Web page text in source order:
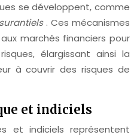
se développent, comme
. Ces mécanismes
marchés financiers pour
élargissant ainsi la
à couvrir des risques de
et indiciels
et indiciels représentent